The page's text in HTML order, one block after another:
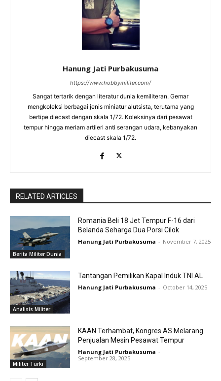
Hanung Jati Purbakusuma
https://www.hobbymiliter.com/
Sangat tertarik dengan literatur dunia kemiliteran. Gemar
mengkoleksi berbagai jenis miniatur alutsista, terutama yang
bertipe diecast dengan skala 1/72. Koleksinya dari pesawat
tempur hingga meriam artileri anti serangan udara, kebanyakan
diecast skala 1/72.
RELATED ARTICLES
Berita Militer Dunia
Romania Beli 18 Jet Tempur F-16 dari
Belanda Seharga Dua Porsi Cilok
Hanung Jati Purbakusuma - November 7, 2025
Analisis Militer
Tantangan Pemilikan Kapal Induk TNI AL
Hanung Jati Purbakusuma - October 14, 2025
Militer Turki
KAAN Terhambat, Kongres AS Melarang
Penjualan Mesin Pesawat Tempur
Hanung Jati Purbakusuma -
September 28, 2025